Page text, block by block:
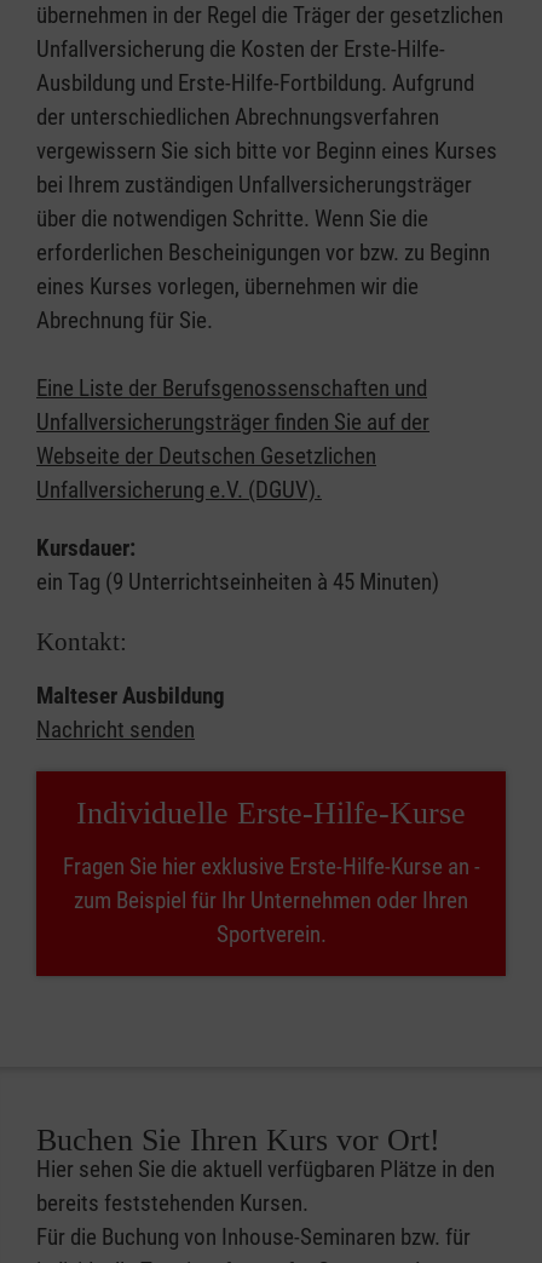
übernehmen in der Regel die Träger der gesetzlichen
Unfallversicherung die Kosten der Erste-Hilfe-
Ausbildung und Erste-Hilfe-Fortbildung. Aufgrund
der unterschiedlichen Abrechnungsverfahren
vergewissern Sie sich bitte vor Beginn eines Kurses
bei Ihrem zuständigen Unfallversicherungsträger
über die notwendigen Schritte. Wenn Sie die
erforderlichen Bescheinigungen vor bzw. zu Beginn
eines Kurses vorlegen, übernehmen wir die
Abrechnung für Sie.
Eine Liste der Berufsgenossenschaften und
Unfallversicherungsträger finden Sie auf der
Webseite der Deutschen Gesetzlichen
Unfallversicherung e.V. (DGUV).
Kursdauer:
ein Tag (9 Unterrichtseinheiten à 45 Minuten)
Kontakt:
Malteser Ausbildung
Nachricht senden
Individuelle Erste-Hilfe-Kurse
Fragen Sie hier exklusive Erste-Hilfe-Kurse an -
zum Beispiel für Ihr Unternehmen oder Ihren
Sportverein.
Buchen Sie Ihren Kurs vor Ort!
Hier sehen Sie die aktuell verfügbaren Plätze in den
bereits feststehenden Kursen.
Für die Buchung von Inhouse-Seminaren bzw. für